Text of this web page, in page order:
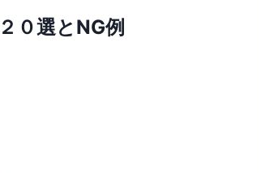
０選とNG例